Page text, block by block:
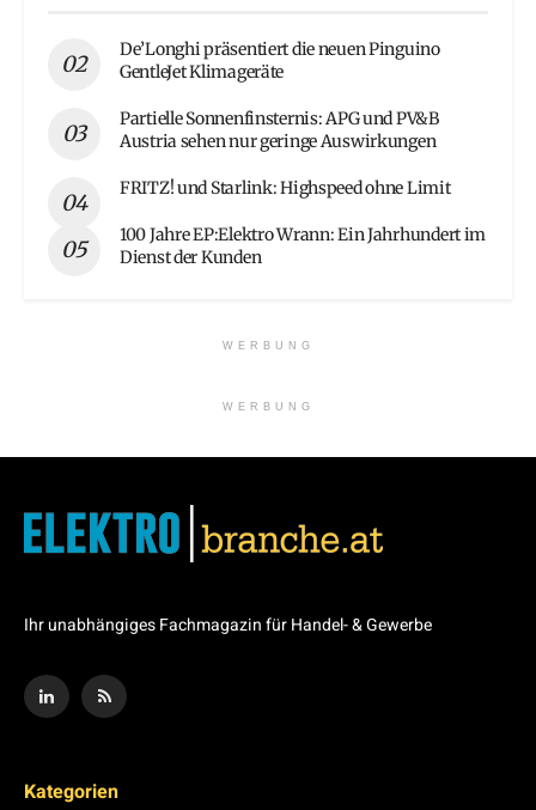
De’Longhi präsentiert die neuen Pinguino
GentleJet Klimageräte
Partielle Sonnenfinsternis: APG und PV&B
Austria sehen nur geringe Auswirkungen
FRITZ! und Starlink: Highspeed ohne Limit
100 Jahre EP:Elektro Wrann: Ein Jahrhundert im
Dienst der Kunden
WERBUNG
WERBUNG
Ihr unabhängiges Fachmagazin für Handel- & Gewerbe
Kategorien